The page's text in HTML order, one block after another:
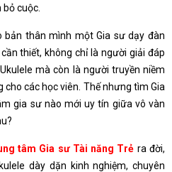
cuộc.
bản thân mình một Gia sư dạy đàn
thiết, không chỉ là người giải đáp
mà còn là người truyền niềm
các học viên. Thế nhưng tìm Gia
gia sư nào mới uy tín giữa vô vàn
tâm Gia sư Tài năng Trẻ ra đời,
dày dặn kinh nghiệm, chuyên